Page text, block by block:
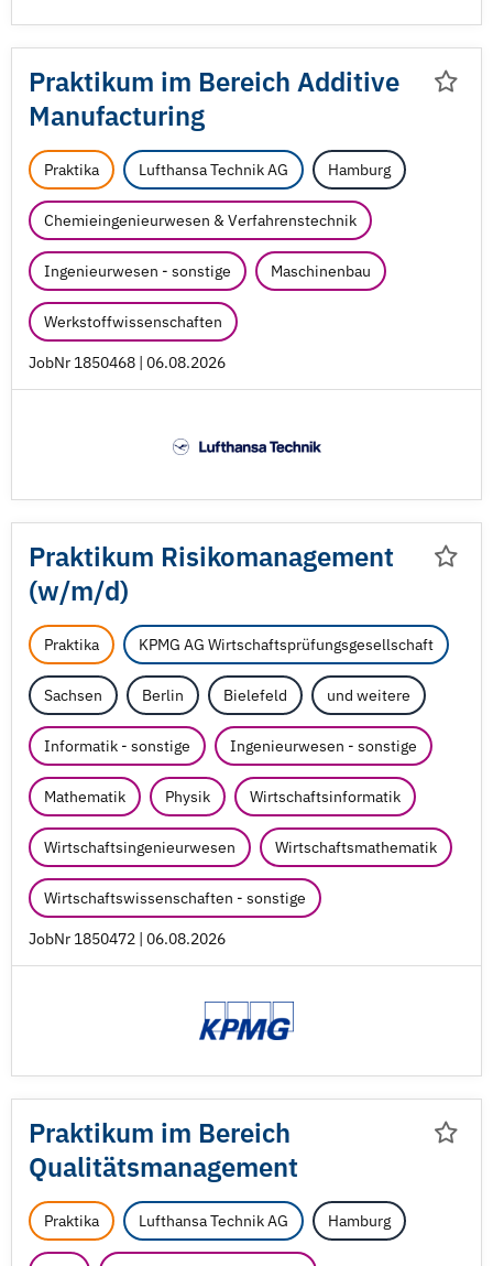
Praktikum im Bereich Additive
Manufacturing
Praktika Lufthansa Technik AG Hamburg
Chemieingenieurwesen & Verfahrenstechnik
Ingenieurwesen - sonstige Maschinenbau
Werkstoffwissenschaften
JobNr 1850468 | 06.08.2026
Praktikum Risikomanagement
(w/m/d)
Praktika KPMG AG Wirtschaftsprüfungsgesellschaft
Sachsen Berlin Bielefeld und weitere
Informatik - sonstige Ingenieurwesen - sonstige
Mathematik Physik Wirtschaftsinformatik
Wirtschaftsingenieurwesen Wirtschaftsmathematik
Wirtschaftswissenschaften - sonstige
JobNr 1850472 | 06.08.2026
Praktikum im Bereich
Qualitätsmanagement
Praktika Lufthansa Technik AG Hamburg